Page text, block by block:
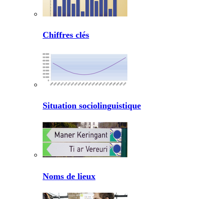
Chiffres clés
Situation sociolinguistique
Noms de lieux